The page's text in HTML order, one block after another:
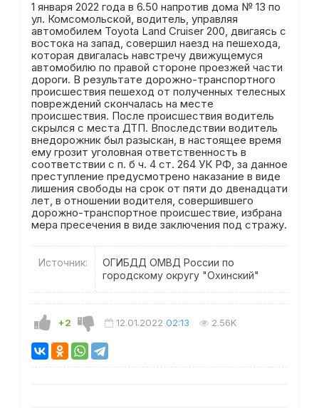
​1 января 2022 года в 6.50 напротив дома № 13 по
ул. Комсомольской, водитель, управляя
автомобилем Toyota Land Cruiser 200, двигаясь с
востока на запад, совершил наезд на пешехода,
которая двигалась навстречу движущемуся
автомобилю по правой стороне проезжей части
дороги. В результате дорожно-транспортного
происшествия пешеход от полученных телесных
повреждений скончалась на месте
происшествия. После происшествия водитель
скрылся с места ДТП. Впоследствии водитель
внедорожник был разыскан, в настоящее время
ему грозит уголовная ответственность в
соответствии с п. б ч. 4 ст. 264 УК РФ, за данное
преступление предусмотрено наказание в виде
лишения свободы на срок от пяти до двенадцати
лет, в отношении водителя, совершившего
дорожно-транспортное происшествие, избрана
мера пресечения в виде заключения под стражу.
Источник:
ОГИБДД ОМВД России по
городскому округу "Охинский"
+2 12.01.2022 02:13 2.56K